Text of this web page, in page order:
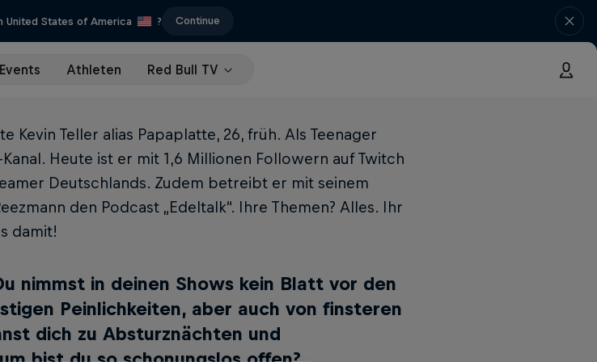
United States of America ? Continue
Events Athleten Red Bull TV
Kevin Teller alias Papaplatte, 26, früh. Als Teenager
Heute ist er mit 1,6 Mil­lionen Followern auf Twitch
Deutschlands. Zudem betreibt er mit seinem
den Podcast „Edeltalk“. Ihre Themen? Alles. Ihr
damit!
nimmst in deinen Shows kein Blatt vor den
Peinlichkeiten, aber auch von finsteren
dich zu Absturznächten und